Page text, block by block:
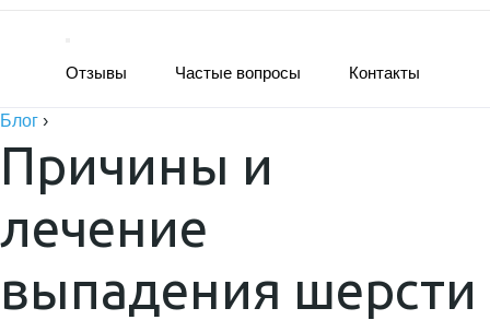
Отзывы Частые вопросы Контакты
Блог ›
Причины и
лечение
выпадения шерсти